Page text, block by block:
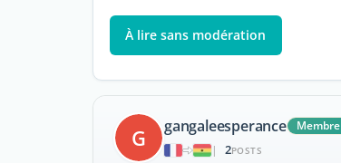
À lire sans modération
G gangaleesperance
Membre
|
2POSTS